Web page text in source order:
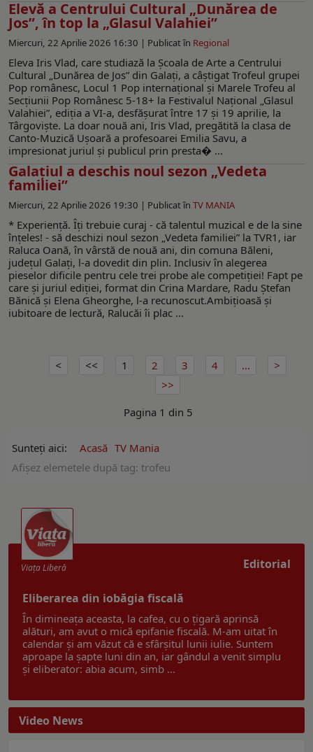
Elevă a Centrului Cultural „Dunărea de
Jos”, în top la „Glasul Valahiei”
Miercuri, 22 Aprilie 2026 16:30 | Publicat în Regional
Eleva Iris Vlad, care studiază la Şcoala de Arte a Centrului
Cultural „Dunărea de Jos” din Galaţi, a câștigat Trofeul grupei
Pop românesc, Locul 1 Pop internațional şi Marele Trofeu al
Secțiunii Pop Românesc 5-18+ la Festivalul Național „Glasul
Valahiei”, ediția a VI-a, desfășurat între 17 şi 19 aprilie, la
Târgoviște. La doar nouă ani, Iris Vlad, pregătită la clasa de
Canto-Muzică Uşoară a profesoarei Emilia Savu, a
impresionat juriul și publicul prin presta� ...
Galaţiul a deschis noul sezon „Vedeta
familiei”
Miercuri, 22 Aprilie 2026 19:30 | Publicat în TV MANIA
* Experienţă. Îţi trebuie curaj - că talentul muzical e de la sine
înţeles! - să deschizi noul sezon „Vedeta familiei” la TVR1, iar
Raluca Oană, în vârstă de nouă ani, din comuna Băleni,
judeţul Galaţi, l-a dovedit din plin. Inclusiv în alegerea
pieselor dificile pentru cele trei probe ale competiţiei! Fapt pe
care şi juriul ediţiei, format din Crina Mardare, Radu Ştefan
Bănică şi Elena Gheorghe, l-a recunoscut.Ambiţioasă şi
iubitoare de lectură, Ralucăi îi plac ...
1 2 3 4 ...
Pagina 1 din 5
Sunteți aici: Acasă TV Mania
Afişez elemetele după tag: trofeu
Editorial
Viaţa Liberă
Eliberarea din iobăgia fiscală
În dimineața aceasta, la cafea, cu o țigară aprinsă
alături, am avut o mică epifanie fiscală. M-am uitat în
calendar și am văzut că e sfârșitul lunii iulie. Suntem
aproape la șapte luni din an, iar gândul a venit simplu
și eliberator: abia acum, simb ...
Video News